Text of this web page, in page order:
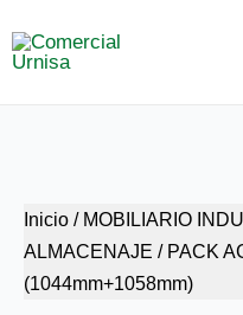
al
Inicio / MOBILIARIO
ALMACENAJE / PACK
(1044mm+1058mm)